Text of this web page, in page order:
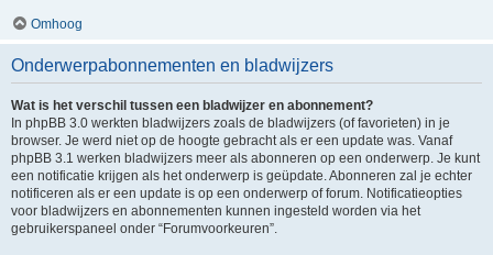
Omhoog
Onderwerpabonnementen en bladwijzers
Wat is het verschil tussen een bladwijzer en abonnement?
In phpBB 3.0 werkten bladwijzers zoals de bladwijzers (of favorieten) in je
browser. Je werd niet op de hoogte gebracht als er een update was. Vanaf
phpBB 3.1 werken bladwijzers meer als abonneren op een onderwerp. Je kunt
een notificatie krijgen als het onderwerp is geüpdate. Abonneren zal je echter
notificeren als er een update is op een onderwerp of forum. Notificatieopties
voor bladwijzers en abonnementen kunnen ingesteld worden via het
gebruikerspaneel onder “Forumvoorkeuren”.